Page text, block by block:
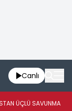
Canlı
ÜÇLÜ SAVUNMA